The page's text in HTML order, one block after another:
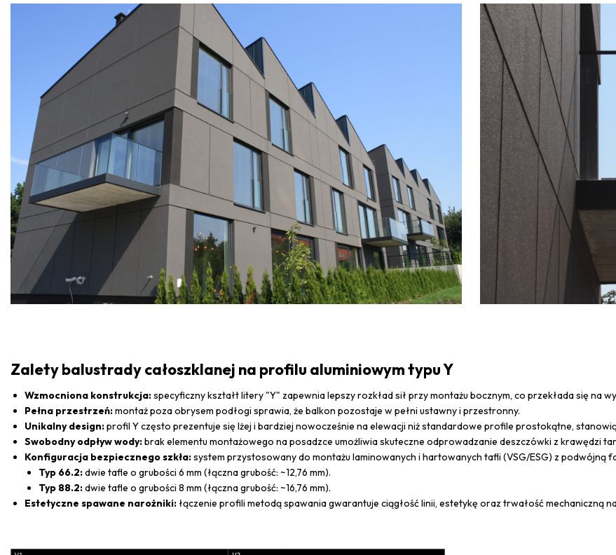
Zalety balustrady całoszklanej na profilu aluminiowym typu Y
Wzmocniona konstrukcja:specyficzny kształt litery "Y" zapewnia lepszy rozkład sił przy montażu bocznym, co przekłada się na
Pełna przestrzeń:montaż poza obrysem podłogi sprawia, że balkon pozostaje w pełni ustawny i przestronny.
Unikalny design:profil Y często prezentuje się lżej i bardziej nowocześnie na elewacji niż standardowe profile prostokątne,
Swobodny odpływ wody:brak elementu montażowego na posadzce umożliwia skuteczne odprowadzanie deszczówki z krawędzi
Konfiguracja bezpiecznego szkła:system przystosowany do montażu laminowanych i hartowanych tafli (VSG/ESG) z podwójną
Typ 66.2:dwie tafle o grubości 6 mm (łączna grubość: ~12,76 mm).
Typ 88.2:dwie tafle o grubości 8 mm (łączna grubość: ~16,76 mm).
Estetyczne spawane narożniki: łączenie profili metodą spawania gwarantuje ciągłość linii, estetykę oraz trwałość mechaniczną